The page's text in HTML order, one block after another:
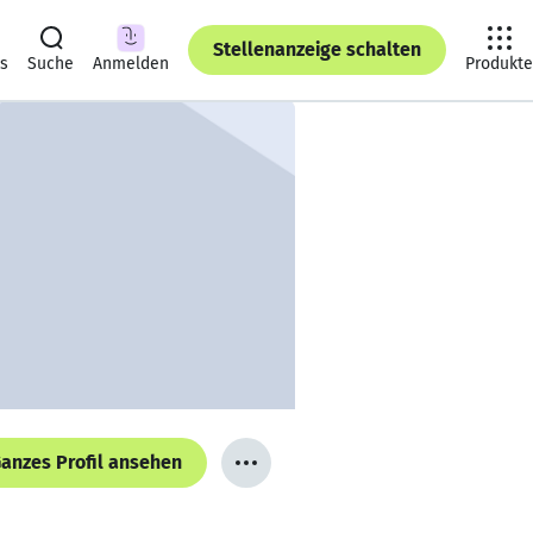
Suche Anmelden
Stellenanzeige schalten
Produkte
Profil ansehen